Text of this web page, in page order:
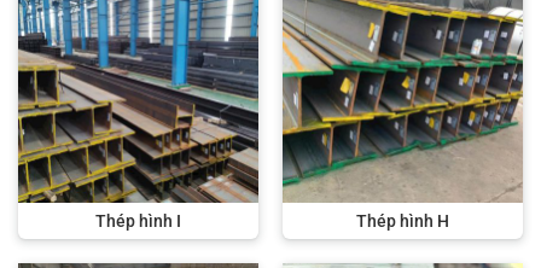
Thép hình I Thép hình H